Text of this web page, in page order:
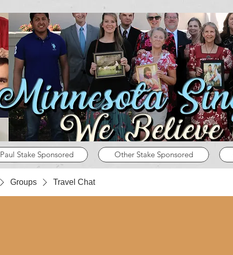
Stake Sponsored Other Stake Sponsored
Groups Travel Chat